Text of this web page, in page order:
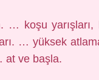
… koşu
… yüksek
at ve başla.